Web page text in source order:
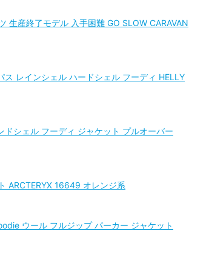
生産終了モデル 入手困難 GO SLOW CARAVAN
レインシェル ハードシェル フーディ HELLY
ドシェル フーディ ジャケット プルオーバー
ARCTERYX 16649 オレンジ系
ウール フルジップ パーカー ジャケット